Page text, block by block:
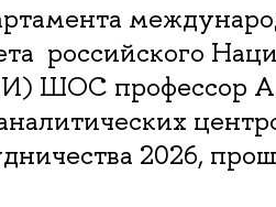
российского
ШОС профессор
2026,